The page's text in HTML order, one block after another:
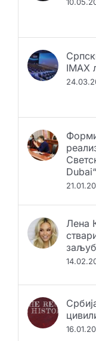
IMAX
Dubai“
Лена